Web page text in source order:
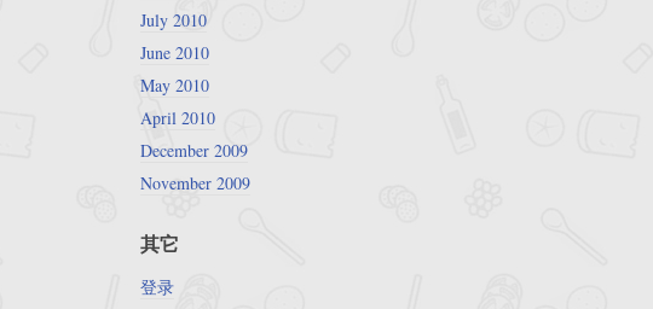
July 2010
June 2010
May 2010
April 2010
December 2009
November 2009
其它
登录